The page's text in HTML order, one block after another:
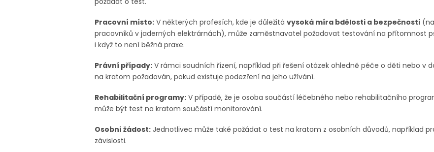
Pracovní místo: V některých profesích, kde je důležitá vysoká míra bdělosti a bezpečnosti
pracovníků v jaderných elektrárnách), může zaměstnavatel požadovat testování na přítomnost
i když to není běžná praxe.
Právní případy: V rámci soudních řízení, například při řešení otázek ohledně péče o děti nebo v
na kratom požadován, pokud existuje podezření na jeho užívání.
Rehabilitační programy: V případě, že je osoba součástí léčebného nebo rehabilitačního
může být test na kratom součástí monitorování.
Osobní žádost: Jednotlivec může také požádat o test na kratom z osobních důvodů, například
závislosti.